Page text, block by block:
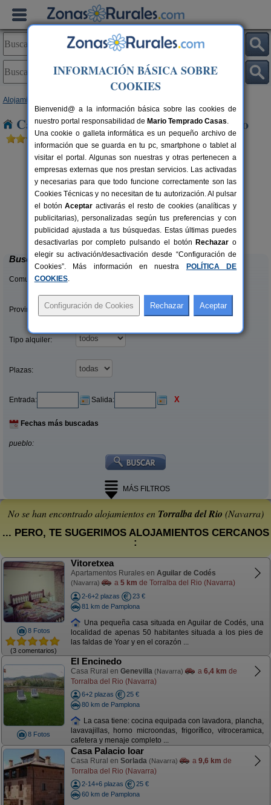
Alojamientos
Casas Rurales cerca de Torralba del Rio
6+2 pers.
desde20 €
Bordaberri
Ciáurriz (Navarra)
Buscar
Comunidades:
Provincias/Islas:
Tipo alquiler:
Plazas:
Entrada: Salida: X
Fechas más buscadas
pueblo:
MÁS FILTROS
No se han encontrado alojamientos en Torralba del Rio (Navarra)
... PERO, TE SUGERIMOS ALOJAMIENTOS CERCANOS
:
8 Fotos
(3 comentarios)
Vitoretxea
Apartamentos Rurales en Aguilar de Codés
(Navarra) a 5 km de Torralba del Rio (Navarra)
2-6+2 plazas
23 €
81 km de Pamplona
Una pequeña casa situada en Aguilar de Codés, una
localidad de apenas 50 habitantes situada a los pies de
las faldas de Yoar y en el corazón ...
8 Fotos
El Encinedo
Casa Rural en Genevilla (Navarra) a 6,4 km de
Torralba del Rio (Navarra)
6+2 plazas
25 €
80 km de Pamplona
La casa tiene: cocina equipada con lavadora, plancha,
lavavajillas, horno microondas, frigorífico, vitroceramica,
cafetera y menaje completo ...
Casa Palacio Ioar
Casa Rural en Sorlada (Navarra) a 9,6 km de
Torralba del Rio (Navarra)
2-14+6 plazas
25 €
60 km de Pamplona
INFORMACIÓN BÁSICA SOBRE
COOKIES
Bienvenid@ a la información básica sobre las cookies de
nuestro portal responsabilidad de Mario Temprado Casas.
Una cookie o galleta informática es un pequeño archivo de
información que se guarda en tu pc, smartphone o tablet al
visitar el portal. Algunas son nuestras y otras pertenecen a
empresas externas que nos prestan servicios. Las activadas
y necesarias para que todo funcione correctamente son las
Cookies Técnicas y no necesitan de tu autorización. Al pulsar
el botónAceptar activarás el resto de cookies (analíticas y
publicitarias), personalizadas según tus preferencias y con
publicidad ajustada a tus búsquedas. Estas últimas puedes
desactivarlas por completo pulsando el botón Rechazar o
elegir su activación/desactivación desde “Configuración de
Cookies”. Más información en nuestra
POLÍTICA DE
COOKIES.